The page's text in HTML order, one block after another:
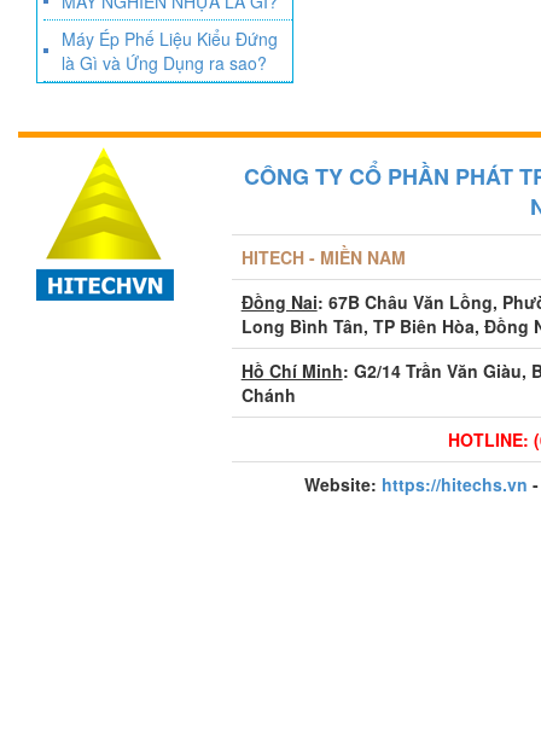
Máy Ép Phế Liệu Kiểu Đứng
là Gì và Ứng Dụng ra sao?
CÔNG TY CỔ PHẦN PHÁT
HITECH - MIỀN NAM
Đồng Nai: 67B Châu Văn Lồng,
Long Bình Tân, TP Biên Hòa, Đồng
Hồ Chí Minh: G2/14 Trần Văn Giàu,
Chánh
HOTLINE:
Website: https://hitechs.vn